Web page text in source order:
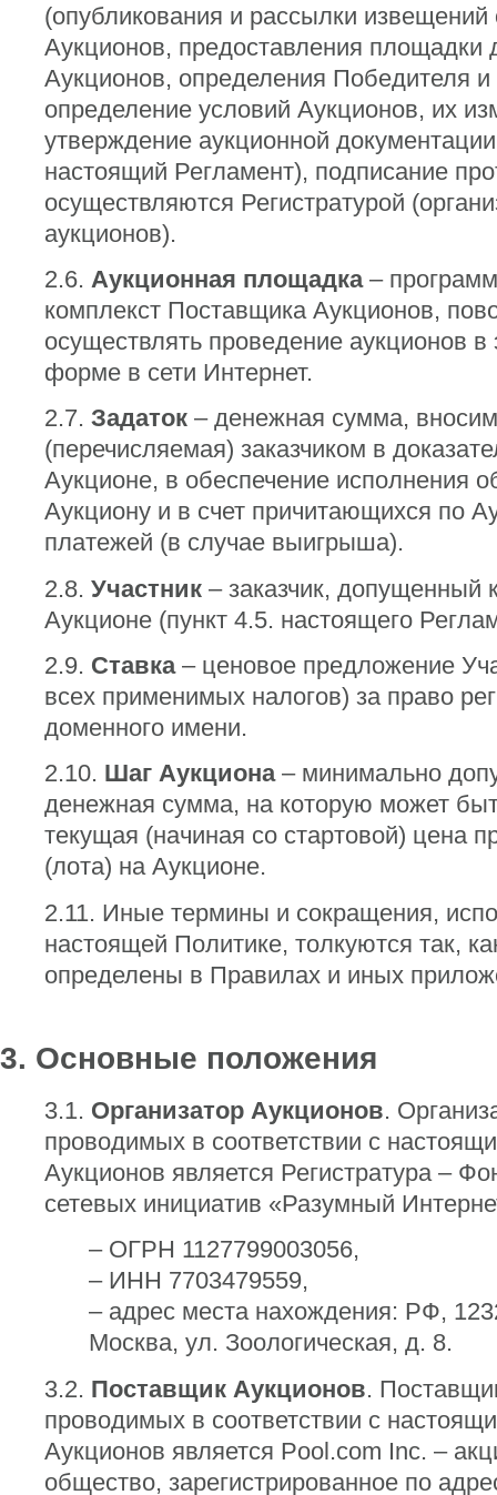
(опубликования и рассылки извещений
Аукционов, предоставления площадки
Аукционов, определения Победителя
определение условий Аукционов, их
утверждение аукционной
настоящий Регламент), подписание
осуществляются Регистратурой
аукционов).
2.6. Аукционная площадка–
комплекст Поставщика Аукционов,
осуществлять проведение аукционов в
форме в сети Интернет.
2.7. Задаток – денежная сумма,
(перечисляемая) заказчиком в
Аукционе, в обеспечение исполнения
Аукциону и в счет причитающихся по
платежей (в случае выигрыша).
2.8. Участник – заказчик, допущенный
Аукционе (пункт 4.5. настоящего
2.9. Ставка– ценовое предложение
всех применимых налогов) за право
доменного имени.
2.10. Шаг Аукциона– минимально
денежная сумма, на которую может
текущая (начиная со стартовой) цена
(лота) на Аукционе.
2.11. Иные термины и сокращения,
настоящей Политике, толкуются так,
определены в Правилах и иных
3. Основные положения
3.1. Организатор Аукционов.
проводимых в соответствии с
Аукционов является Регистратура –
сетевых инициатив «Разумный
– ОГРН 1127799003056,
– ИНН 7703479559,
– адрес места нахождения: РФ,
Москва, ул. Зоологическая, д. 8.
3.2. Поставщик Аукционов.
проводимых в соответствии с
Аукционов является Pool.com Inc. –
общество, зарегистрированное по